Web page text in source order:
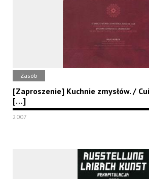
Zasób
[Zaproszenie] Kuchnie zmysłów. /
[…]
2007